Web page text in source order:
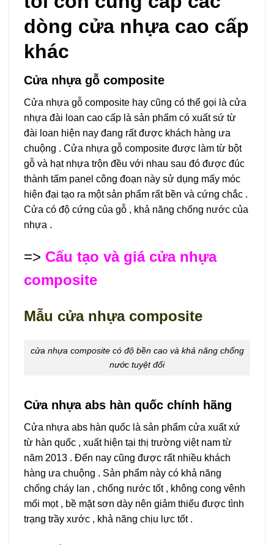
dòng cửa nhựa cao cấp
khác
Cửa nhựa gỗ composite
Cửa nhựa gỗ composite hay cũng có thể gọi là cửa
nhựa đài loan cao cấp là sản phẩm có xuất sứ từ
đài loan hiện nay đang rất được khách hàng ưa
chuộng . Cửa nhựa gỗ composite được làm từ bột
gỗ và hạt nhựa trộn đều với nhau sau đó được đúc
thành tấm panel công đoạn này sử dụng mấy móc
hiện đại tạo ra một sản phẩm rất bền và cứng chắc .
Cửa có độ cứng của gỗ , khả năng chống nước của
nhựa .
=> Cấu tạo và giá cửa nhựa
composite
Mẫu cửa nhựa composite
cửa nhựa composite có độ bền cao và khả năng chống
nước tuyệt đối
Cửa nhựa abs hàn quốc chính hãng
Cửa nhựa abs hàn quốc là sản phẩm cửa xuất xứ
từ hàn quốc , xuất hiện tại thị trường việt nam từ
năm 2013 . Đến nay cũng được rất nhiều khách
hàng ưa chuộng . Sản phẩm này có khả năng
chống cháy lan , chống nước tốt , không cong vênh
mối mọt , bề mặt sơn dày nên giảm thiểu được tình
trạng trầy xước , khả năng chịu lực tốt .